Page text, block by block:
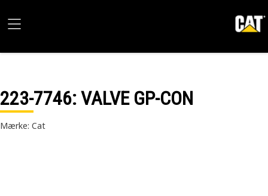
223-7746: VALVE GP-CON
Mærke: Cat